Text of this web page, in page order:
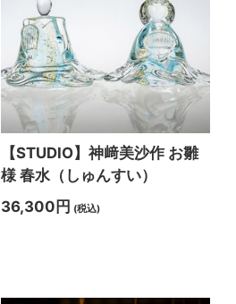
【STUDIO】神﨑美沙作 お雛
様 春水（しゅんすい）
36,300円 (税込)